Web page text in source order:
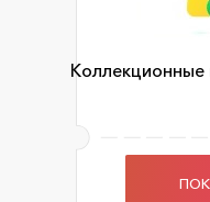
Коллекционные